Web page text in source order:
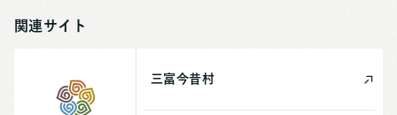
関連サイト
三富今昔村